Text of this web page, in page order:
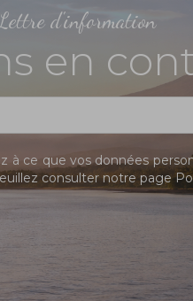
d'information
en
ce que vos données
consulter notre page